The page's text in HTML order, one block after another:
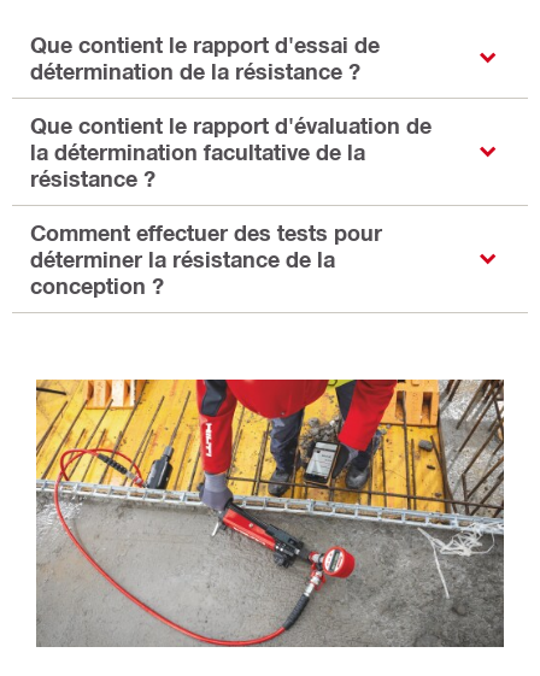
Que contient le rapport d'essai de
détermination de la résistance ?
Que contient le rapport d'évaluation de
la détermination facultative de la
résistance ?
Comment effectuer des tests pour
déterminer la résistance de la
conception ?